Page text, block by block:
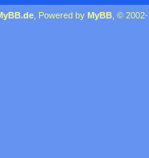
, Powered by MyBB , ©